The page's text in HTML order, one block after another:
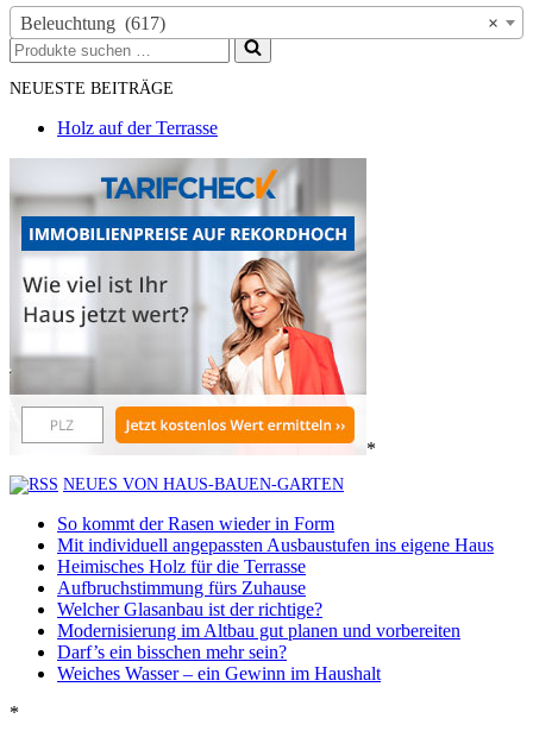
×
Beleuchtung (617)
Suchen
nach …
NEUESTE BEITRÄGE
Holz auf der Terrasse
*
NEUES VON HAUS-BAUEN-GARTEN
So kommt der Rasen wieder in Form
Mit individuell angepassten Ausbaustufen ins eigene Haus
Heimisches Holz für die Terrasse
Aufbruchstimmung fürs Zuhause
Welcher Glasanbau ist der richtige?
Modernisierung im Altbau gut planen und vorbereiten
Darf’s ein bisschen mehr sein?
Weiches Wasser – ein Gewinn im Haushalt
*